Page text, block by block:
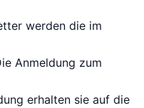
werden die im
Anmeldung zum
erhalten sie auf die